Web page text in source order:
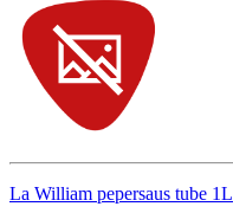
La William pepersaus tube 1L